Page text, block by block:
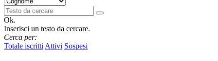
Ok.
Inserisci un testo da cercare.
Cerca per:
Totale iscritti Attivi Sospesi